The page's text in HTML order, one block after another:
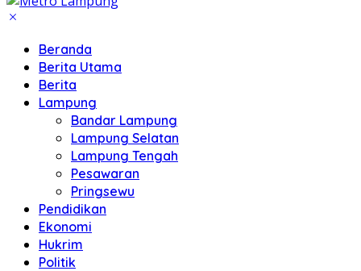
Beranda
Berita Utama
Berita
Lampung
Bandar Lampung
Lampung Selatan
Lampung Tengah
Pesawaran
Pringsewu
Pendidikan
Ekonomi
Hukrim
Politik